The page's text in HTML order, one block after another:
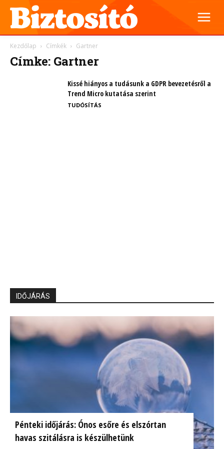
Kezdőlap Címkék Gartner
Címke: Gartner
Kissé hiányos a tudásunk a GDPR bevezetésről a
Trend Micro kutatása szerint
TUDÓSÍTÁS
IDŐJÁRÁS
Pénteki időjárás: Ónos esőre és elszórtan
havas szitálásra is készülhetünk